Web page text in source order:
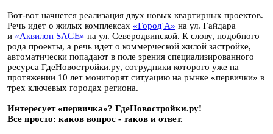
Вот-вот начнется реализация двух новых квартирных проектов.
Речь идет о жилых комплексах «Город'А» на ул. Гайдара
и «Аквилон SAGE» на ул. Северодвинской. К слову, подобного
рода проекты, а речь идет о коммерческой жилой застройке,
автоматически попадают в поле зрения специализированного
ресурса ГдеНовостройки.ру, сотрудники которого уже на
протяжении 10 лет мониторят ситуацию на рынке «первички» в
трех ключевых городах региона.
Интересует «первичка»? ГдеНовостройки.ру!
Все просто: каков вопрос - таков и ответ.